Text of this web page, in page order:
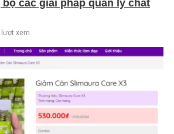
các giải pháp quản lý chất
xem